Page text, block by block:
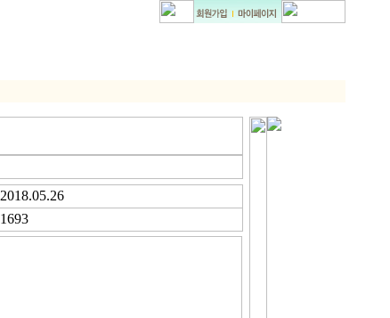
2018.05.26
1693